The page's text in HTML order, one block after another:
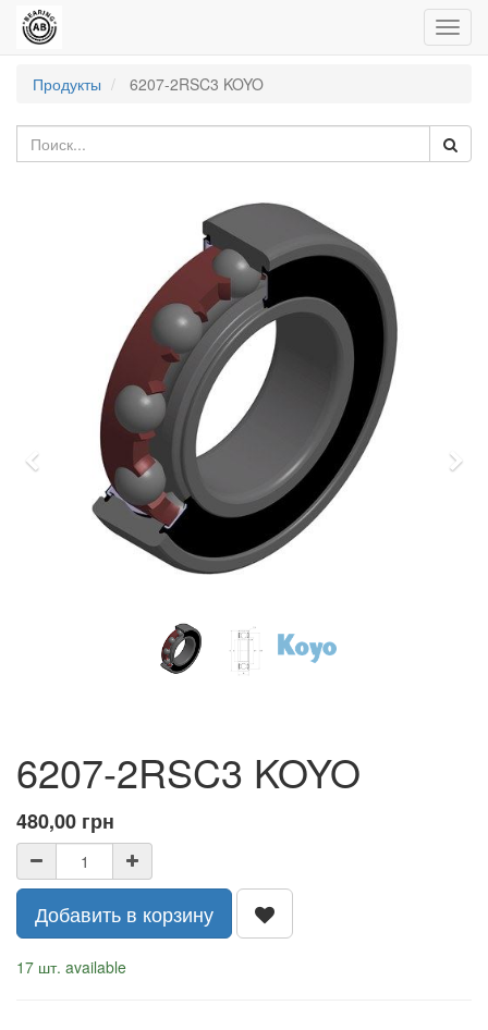
Продукты
6207-2RSC3 KOYO
Previous
6207-2RSC3 KOYO
480,00 грн
Добавить в корзину
17 шт. available